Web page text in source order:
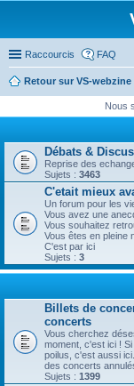
Raccourcis FAQ
Retour sur VS-webzine
Nous
Débats &
Reprise des
Sujets : 3463
C'etait mieux
Un forum pour les
Vous avez une
Vous souhaitez
Vous êtes en pleine
C'est par ici
Sujets : 3
Billets de
concerts
Vous cherchez
moment, c'est ici !
poilus, c'est aussi
des concerts
Sujets : 1399